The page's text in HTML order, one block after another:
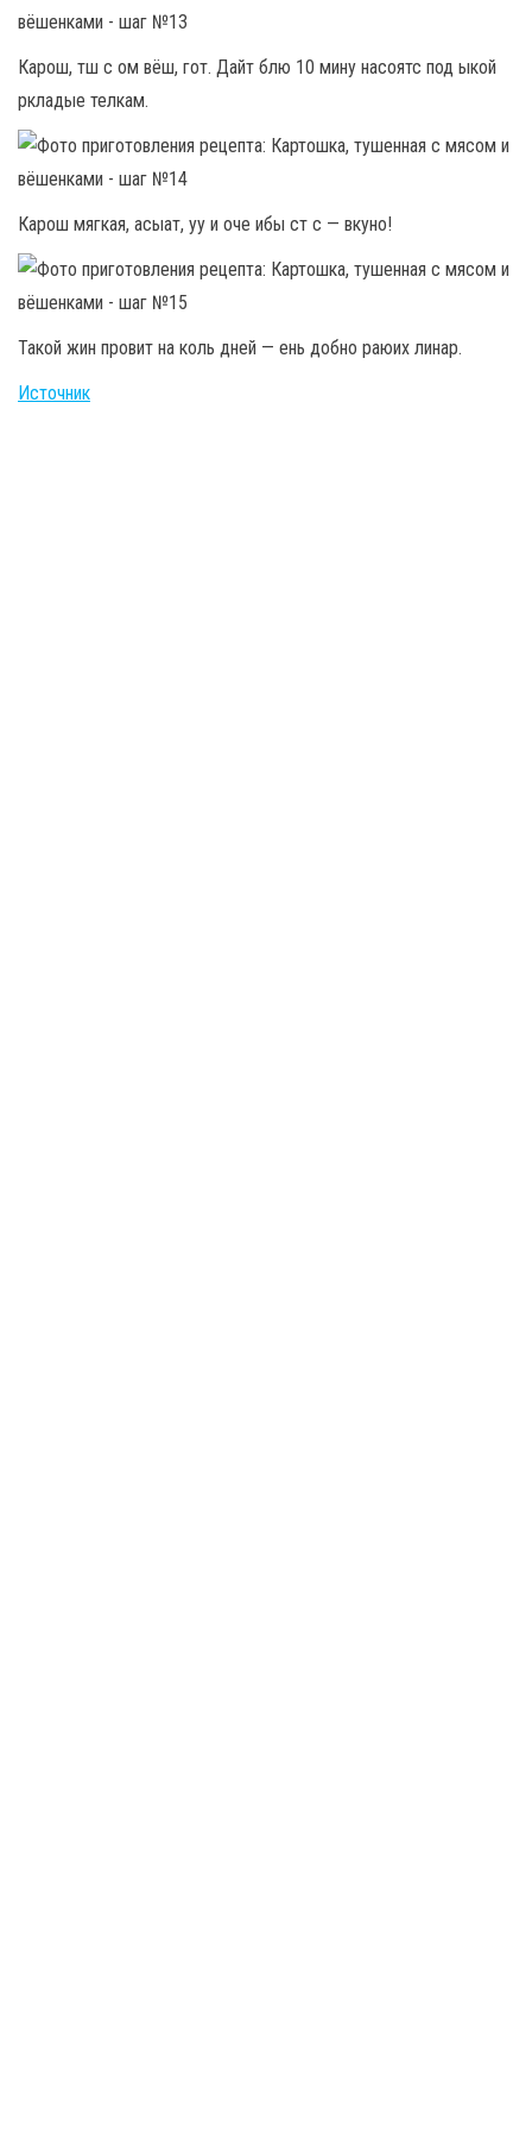
Карош, тш с ом вёш, гот. Дайт блю 10 мину насоятс под ыкой
ркладые телкам.
Карош мягкая, асыат, уу и оче ибы ст с — вкуно!
Такой жин провит на коль дней — ень добно раюих линар.
Источник